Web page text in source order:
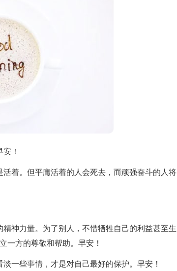
！
着。但平庸活着的人会死去，而顽强奋斗的人将
神力量。为了别人，不惜牺牲自己的利益甚至生
一方的尊敬和帮助。早安！
一些事情，才是对自己最好的保护。早安！